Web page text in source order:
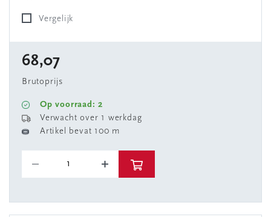
Vergelijk
68,07
Brutoprijs
Op voorraad: 2
Verwacht over 1 werkdag
Artikel bevat 100 m